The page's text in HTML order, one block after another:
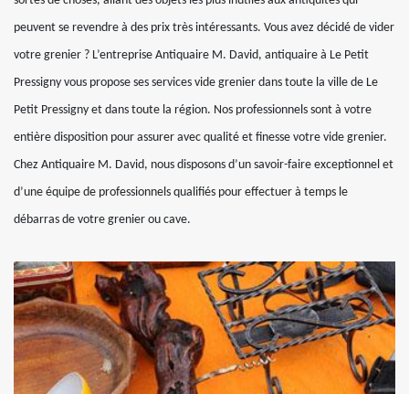
peuvent se revendre à des prix très intéressants. Vous avez décidé de vider
votre grenier ? L’entreprise Antiquaire M. David, antiquaire à Le Petit
Pressigny vous propose ses services vide grenier dans toute la ville de Le
Petit Pressigny et dans toute la région. Nos professionnels sont à votre
entière disposition pour assurer avec qualité et finesse votre vide grenier.
Chez Antiquaire M. David, nous disposons d’un savoir-faire exceptionnel et
d’une équipe de professionnels qualifiés pour effectuer à temps le
débarras de votre grenier ou cave.